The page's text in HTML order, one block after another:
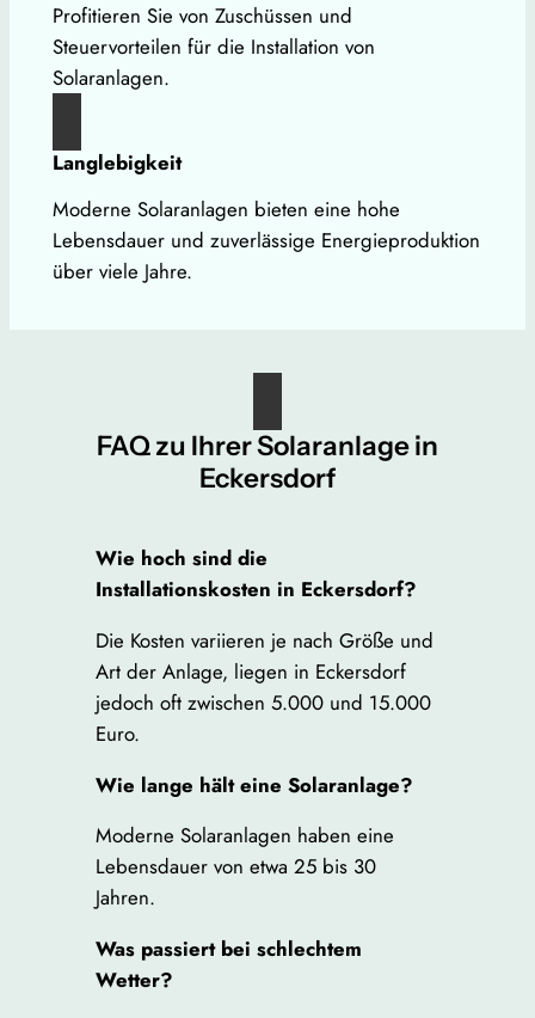
Profitieren Sie von Zuschüssen und
Steuervorteilen für die Installation von
Solaranlagen.
Langlebigkeit
Moderne Solaranlagen bieten eine hohe
Lebensdauer und zuverlässige Energieproduktion
über viele Jahre.
FAQ zu Ihrer Solaranlage in
Eckersdorf
Wie hoch sind die
Installationskosten in Eckersdorf?
Die Kosten variieren je nach Größe und
Art der Anlage, liegen in Eckersdorf
jedoch oft zwischen 5.000 und 15.000
Euro.
Wie lange hält eine Solaranlage?
Moderne Solaranlagen haben eine
Lebensdauer von etwa 25 bis 30
Jahren.
Was passiert bei schlechtem
Wetter?